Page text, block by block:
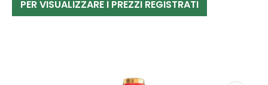
PER VISUALIZZARE I PREZZI REGISTRATI